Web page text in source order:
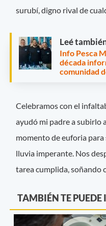
surubí, digno rival de
Leé
Info Pesca
década
comunidad
Celebramos con el
ayudó mi padre a subirlo
momento de euforia
lluvia imperante. Nos
tarea cumplida, soñando
TAMBIÉN TE PUEDE